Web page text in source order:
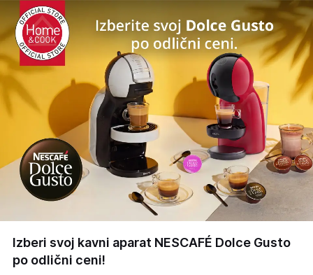
Izberi svoj kavni aparat NESCAFÉ Dolce Gusto
po odlični ceni!